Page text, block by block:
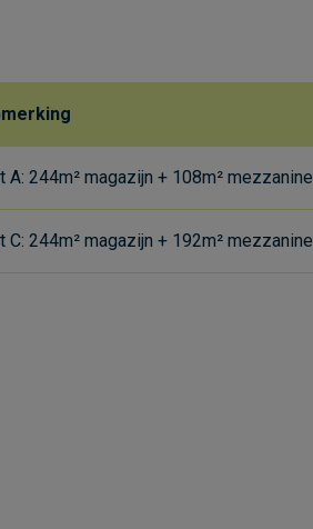
A: 244m² magazijn + 108m² mezzanine
C: 244m² magazijn + 192m² mezzanine